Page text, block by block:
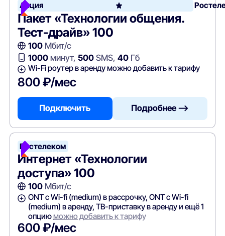
Акция
Пакет «Технологии общения.
Тест-драйв» 100
100Мбит/с
1000минут, 500SMS, 40Гб
Wi-Fi роутер в аренду можно добавить к тарифу
800 ₽/мес
Подключить Подробнее —>
Ростелеком
Интернет «Технологии
доступа» 100
100Мбит/с
ONT c Wi-fi (medium) в рассрочку, ONT c Wi-fi
(medium) в аренду, ТВ-приставку в аренду и ещё 1
опциюможно добавить к тарифу
600 ₽/мес